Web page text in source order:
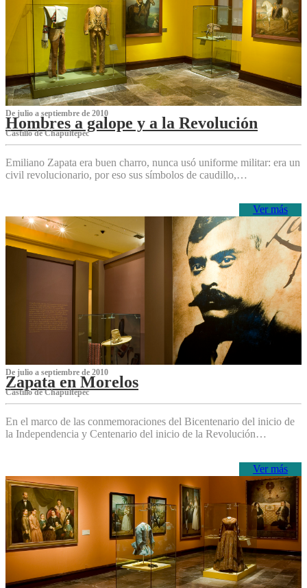
De julio a septiembre de 2010
Hombres a galope y a la Revolución
Castillo de Chapultepec
Emiliano Zapata era buen charro, nunca usó uniforme militar: era un
civil revolucionario, por eso sus símbolos de caudillo,…
Ver más
De julio a septiembre de 2010
Zapata en Morelos
Castillo de Chapultepec
En el marco de las conmemoraciones del Bicentenario del inicio de
la Independencia y Centenario del inicio de la Revolución…
Ver más